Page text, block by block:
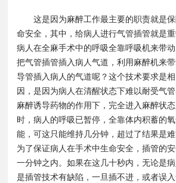
这是因为麻醉工作最主要的职责就是
命安全，其中，给病人进行气管插管就是重
病人在全麻手术中的呼吸全靠呼吸机来带
把气管插管插入病人气道，利用麻醉机来
导管插入病人的气道呢？这个技术要求是
因，是因为病人在清醒状态下难以耐受气
麻醉诱导药物的作用下，完全进入麻醉状
时，病人的呼吸已暂停，全靠体内积蓄的
能，可这只能维持几分钟，超过了结果是难
为了保证病人在手术中生命安全，插管的
一分钟之内。如果在这几十秒内，无论是
是插管技术有缺陷，一旦插不进，或者误